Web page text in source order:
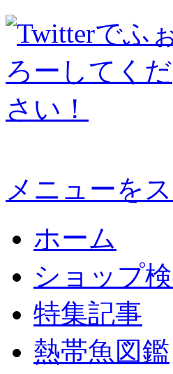
メニューを
ホーム
ショップ
特集記事
熱帯魚図鑑